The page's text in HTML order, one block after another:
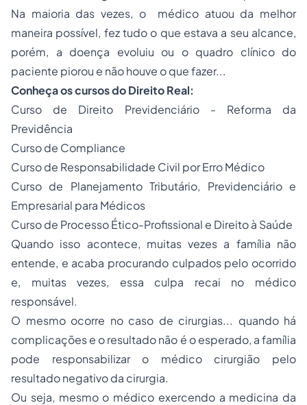
Na maioria das vezes, o médico atuou da melhor
maneira possível, fez tudo o que estava a seu alcance,
porém, a doença evoluiu ou o quadro clínico do
paciente piorou e não houve o que fazer...
Conheça os cursos do Direito Real:
Curso de Direito Previdenciário - Reforma da
Previdência
Curso de Compliance
Curso de Responsabilidade Civil por Erro Médico
Curso de Planejamento Tributário, Previdenciário e
Empresarial para Médicos
Curso de Processo Ético-Profissional e Direito à Saúde
Quando isso acontece, muitas vezes a família não
entende, e acaba procurando culpados pelo ocorrido
e, muitas vezes, essa culpa recai no médico
responsável.
O mesmo ocorre no caso de cirurgias... quando há
complicações e o resultado não é o esperado, a família
pode responsabilizar o médico cirurgião pelo
resultado negativo da cirurgia.
Ou seja, mesmo o médico exercendo a medicina da